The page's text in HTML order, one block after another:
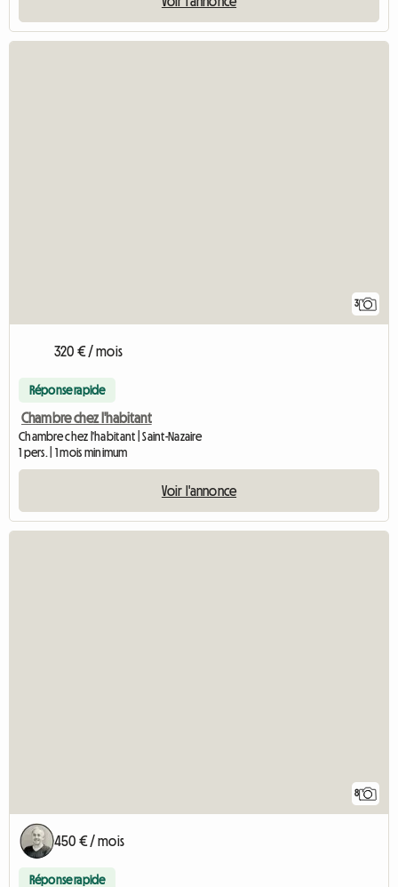
3
320 € / mois
Réponse rapide
Chambre chez l'habitant
Chambre chez l'habitant | Saint-Nazaire
1 pers. | 1 mois minimum
Voir l'annonce
8
450 € / mois
Réponse rapide